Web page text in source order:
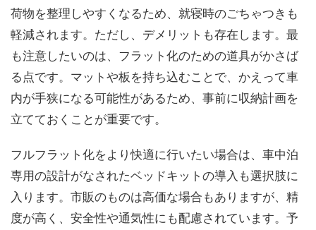
荷物を整理しやすくなるため、就寝時のごちゃつきも
軽減されます。ただし、デメリットも存在します。最
も注意したいのは、フラット化のための道具がかさば
る点です。マットや板を持ち込むことで、かえって車
内が手狭になる可能性があるため、事前に収納計画を
立てておくことが重要です。
フルフラット化をより快適に行いたい場合は、車中泊
専用の設計がなされたベッドキットの導入も選択肢に
入ります。市販のものは高価な場合もありますが、精
度が高く、安全性や通気性にも配慮されています。予